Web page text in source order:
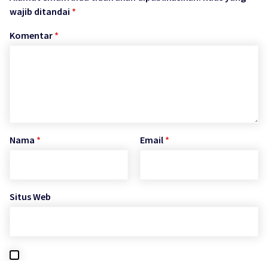
wajib ditandai *
Komentar *
Nama * Email *
Situs Web